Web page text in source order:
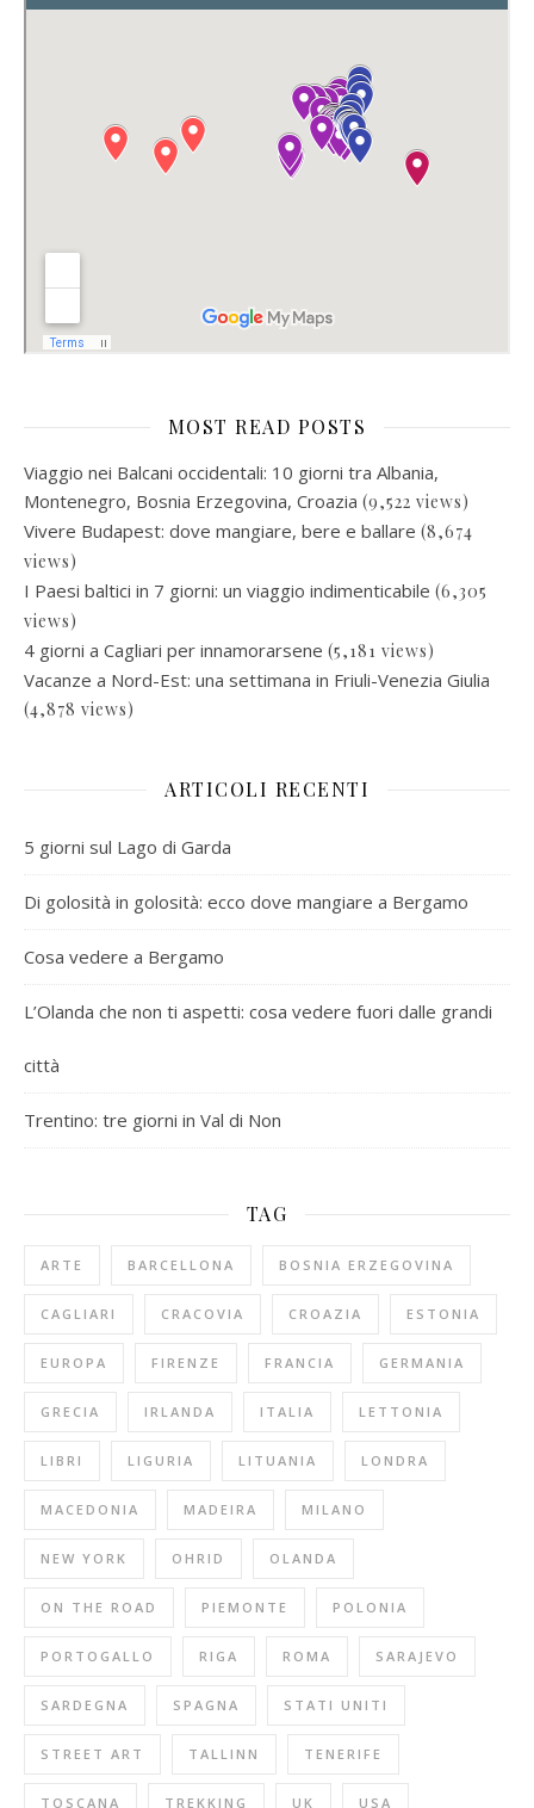
MOST READ POSTS
Viaggio nei Balcani occidentali: 10 giorni tra Albania,
Montenegro, Bosnia Erzegovina, Croazia (9,522 views)
Vivere Budapest: dove mangiare, bere e ballare (8,674
views)
I Paesi baltici in 7 giorni: un viaggio indimenticabile (6,305
views)
4 giorni a Cagliari per innamorarsene (5,181 views)
Vacanze a Nord-Est: una settimana in Friuli-Venezia Giulia
(4,878 views)
ARTICOLI RECENTI
5 giorni sul Lago di Garda
Di golosità in golosità: ecco dove mangiare a Bergamo
Cosa vedere a Bergamo
L’Olanda che non ti aspetti: cosa vedere fuori dalle grandi
città
Trentino: tre giorni in Val di Non
TAG
ARTE BARCELLONA BOSNIA ERZEGOVINA
CAGLIARI CRACOVIA CROAZIA ESTONIA
EUROPA FIRENZE FRANCIA GERMANIA
GRECIA IRLANDA ITALIA LETTONIA
LIBRI LIGURIA LITUANIA LONDRA
MACEDONIA MADEIRA MILANO
NEW YORK OHRID OLANDA
ON THE ROAD PIEMONTE POLONIA
PORTOGALLO RIGA ROMA SARAJEVO
SARDEGNA SPAGNA STATI UNITI
STREET ART TALLINN TENERIFE
TOSCANA TREKKING UK USA